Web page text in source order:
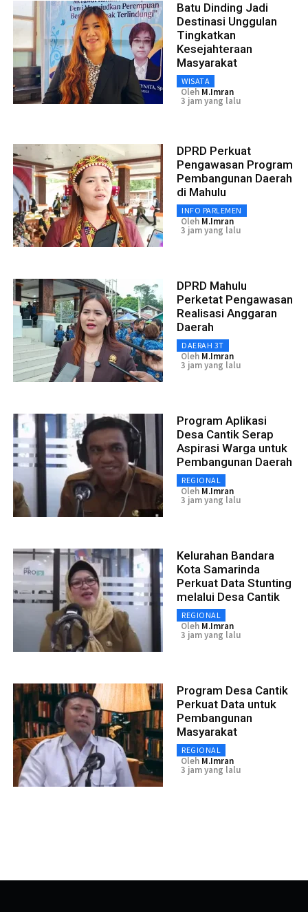
Batu Dinding Jadi
Destinasi Unggulan
Tingkatkan
Kesejahteraan
Masyarakat
WISATA
Oleh M.Imran
3 jam yang lalu
DPRD Perkuat
Pengawasan Program
Pembangunan Daerah
di Mahulu
INFO PARLEMEN
Oleh M.Imran
3 jam yang lalu
DPRD Mahulu
Perketat Pengawasan
Realisasi Anggaran
Daerah
DAERAH 3T
Oleh M.Imran
3 jam yang lalu
Program Aplikasi
Desa Cantik Serap
Aspirasi Warga untuk
Pembangunan Daerah
REGIONAL
Oleh M.Imran
3 jam yang lalu
Kelurahan Bandara
Kota Samarinda
Perkuat Data Stunting
melalui Desa Cantik
REGIONAL
Oleh M.Imran
3 jam yang lalu
Program Desa Cantik
Perkuat Data untuk
Pembangunan
Masyarakat
REGIONAL
Oleh M.Imran
3 jam yang lalu